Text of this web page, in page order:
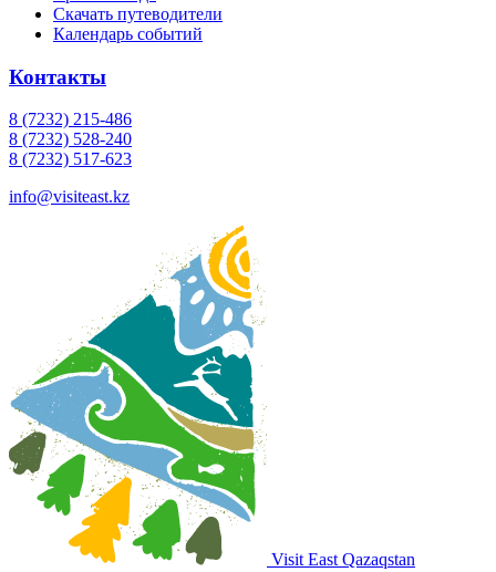
Скачать путеводители
Календарь событий
Контакты
8 (7232) 215-486
8 (7232) 528-240
8 (7232) 517-623
info@visiteast.kz
Visit East Qazaqstan